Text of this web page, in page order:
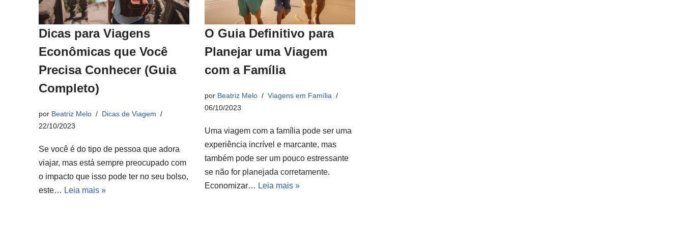
Dicas para Viagens
Econômicas que Você
Precisa Conhecer (Guia
Completo)
por Beatriz Melo
Dicas de Viagem
22/10/2023
Se você é do tipo de pessoa que adora
viajar, mas está sempre preocupado com
o impacto que isso pode ter no seu bolso,
este… Leia mais »
O Guia Definitivo para
Planejar uma Viagem
com a Família
por Beatriz Melo
Viagens em Família
06/10/2023
Uma viagem com a família pode ser uma
experiência incrível e marcante, mas
também pode ser um pouco estressante
se não for planejada corretamente.
Economizar… Leia mais »